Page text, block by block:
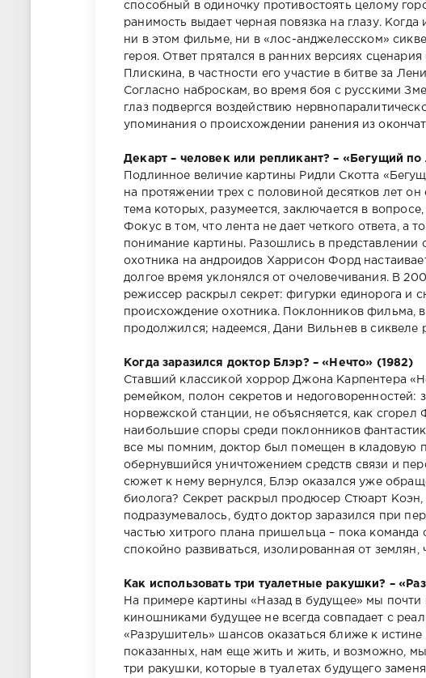
способный в одиночку противостоять целому
ранимость выдает черная повязка на глазу.
ни в этом фильме, ни в «лос-анджелесском»
героя. Ответ прятался в ранних версиях
Плискина, в частности его участие в битве за
Согласно наброскам, во время боя с русскими
глаз подвергся воздействию
упоминания о происхождении ранения из
Декарт – человек или репликант? – «Бегущий по
Подлинное величие картины Ридли Скотта
на протяжении трех с половиной десятков лет
тема которых, разумеется, заключается в
Фокус в том, что лента не дает четкого ответа, а
понимание картины. Разошлись в
охотника на андроидов Харрисон Форд
долгое время уклонялся от очеловечивания. В
режиссер раскрыл секрет: фигурки единорога и
происхождение охотника. Поклонников фильма,
продолжился; надеемся, Дани Вильнев в сиквеле
Когда заразился доктор Блэр? – «Нечто» (1982)
Ставший классикой хоррор Джона Карпентера
ремейком, полон секретов и
норвежской станции, не объясняется, как
наибольшие споры среди поклонников
все мы помним, доктор был помещен в кладовую
обернувшийся уничтожением средств связи и
сюжет к нему вернулся, Блэр оказался уже
биолога? Секрет раскрыл продюсер Стюарт Коэн,
подразумевалось, будто доктор заразился при
частью хитрого плана пришельца – пока команда
спокойно развиваться, изолированная от
Как использовать три туалетные ракушки? –
На примере картины «Назад в будущее» мы почти
киношниками будущее не всегда совпадает с
«Разрушитель» шансов оказаться ближе к
показанных, нам еще жить и жить, и возможно, мы
три ракушки, которые в туалетах будущего